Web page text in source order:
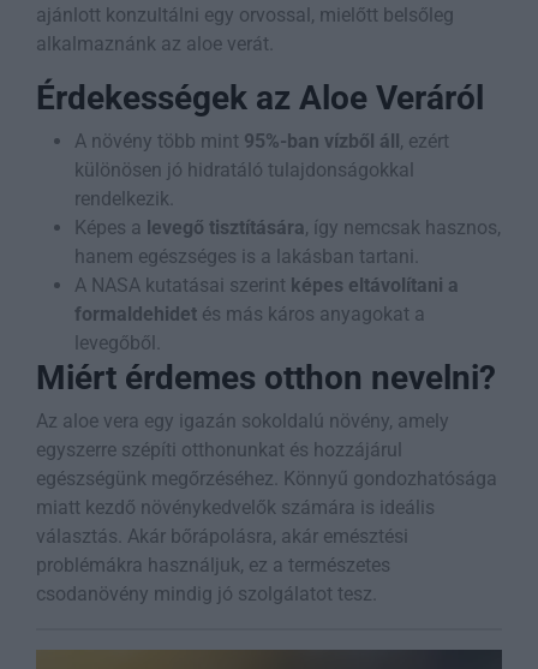
ajánlott konzultálni egy orvossal, mielőtt belsőleg
alkalmaznánk az aloe verát.
Érdekességek az Aloe Veráról
A növény több mint 95%-ban vízből áll , ezért
különösen jó hidratáló tulajdonságokkal
rendelkezik.
Képes a levegő tisztítására, így nemcsak hasznos,
hanem egészséges is a lakásban tartani.
A NASA kutatásai szerint képes eltávolítani a
formaldehidet és más káros anyagokat a
levegőből.
Miért érdemes otthon nevelni?
Az aloe vera egy igazán sokoldalú növény, amely
egyszerre szépíti otthonunkat és hozzájárul
egészségünk megőrzéséhez. Könnyű gondozhatósága
miatt kezdő növénykedvelők számára is ideális
választás. Akár bőrápolásra, akár emésztési
problémákra használjuk, ez a természetes
csodanövény mindig jó szolgálatot tesz.